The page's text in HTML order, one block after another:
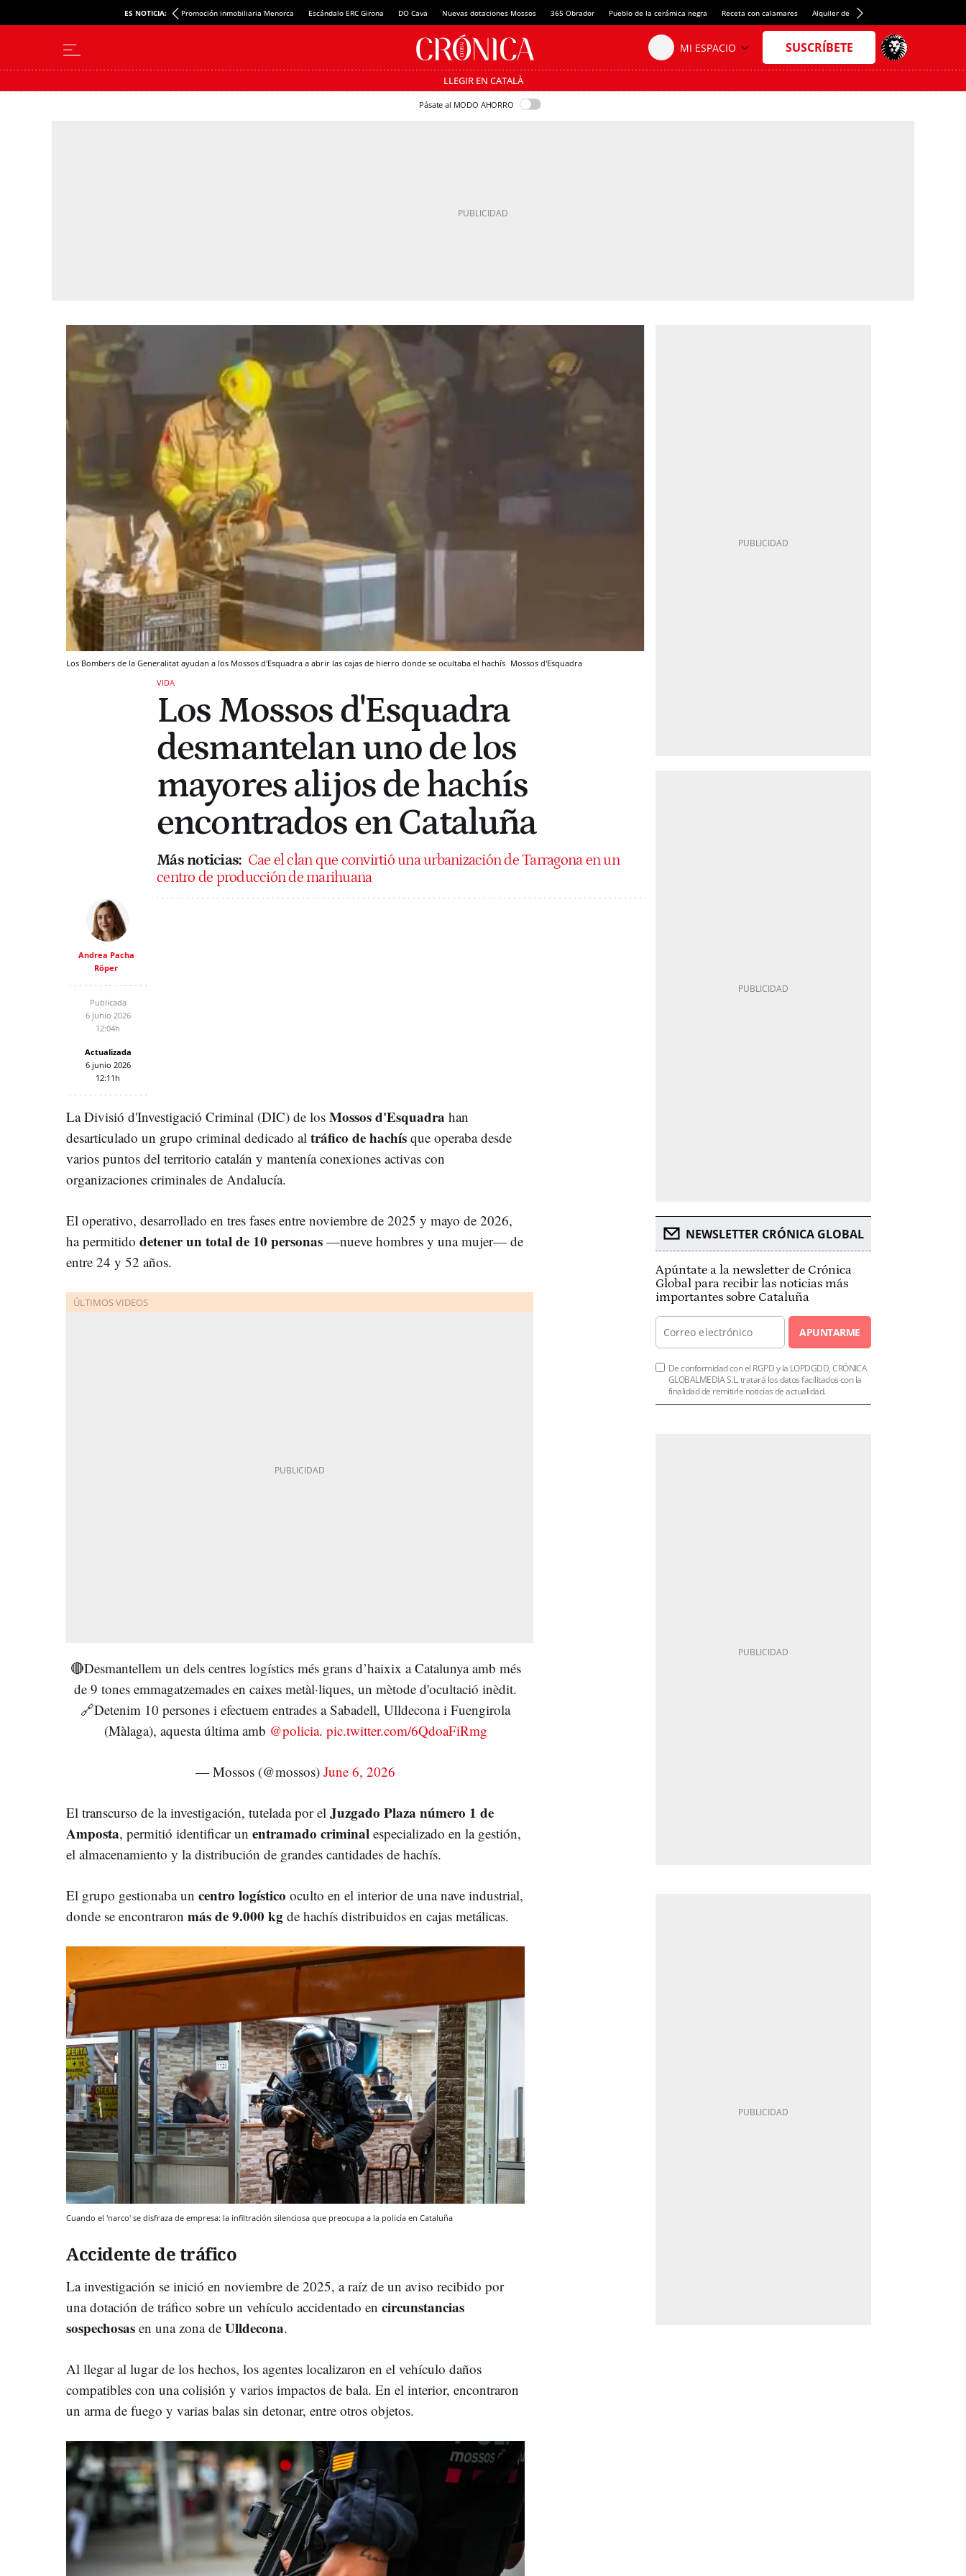
ES NOTICIA: Promoción inmobiliaria Menorca Escándalo ERC Girona DO Cava Nuevas dotaciones Mossos 365 Obrador Pueblo de la cerámica negra Receta con calamares Alquiler de habitaciones en España
LLEGIR EN CATALÀ
Pásate al MODO AHORRO
Los Bombers de la Generalitat ayudan a los Mossos d'Esquadra a abrir las cajas de hierro donde se ocultaba el hachís Mossos d'Esquadra
VIDA
Los Mossos d'Esquadra
desmantelan uno de los
mayores alijos de hachís
encontrados en Cataluña
Más noticias: Cae el clan que convirtió una urbanización de Tarragona en un
centro de producción de marihuana
Andrea Pacha
Röper
Publicada
6 junio 2026
12:04h
Actualizada
6 junio 2026
12:11h
La Divisió d'Investigació Criminal (DIC) de los Mossos d'Esquadra han
desarticulado un grupo criminal dedicado al tráfico de hachís que operaba desde
varios puntos del territorio catalán y mantenía conexiones activas con
organizaciones criminales de Andalucía.
El operativo, desarrollado en tres fases entre noviembre de 2025 y mayo de 2026,
ha permitido detener un total de 10 personas —nueve hombres y una mujer— de
entre 24 y 52 años.
🔴Desmantellem un dels centres logístics més grans d’haixix a Catalunya amb més
de 9 tones emmagatzemades en caixes metàl·liques, un mètode d'ocultació inèdit.
🔗Detenim 10 persones i efectuem entrades a Sabadell, Ulldecona i Fuengirola
(Màlaga), aquesta última amb @policia. pic.twitter.com/6QdoaFiRmg
— Mossos (@mossos)June 6, 2026
El transcurso de la investigación, tutelada por el Juzgado Plaza número 1 de
Amposta, permitió identificar un entramado criminal especializado en la gestión,
el almacenamiento y la distribución de grandes cantidades de hachís.
El grupo gestionaba un centro logístico oculto en el interior de una nave industrial,
donde se encontraron más de 9.000 kg de hachís distribuidos en cajas metálicas.
Cuando el 'narco' se disfraza de empresa: la infiltración silenciosa que preocupa a la policía en Cataluña
Accidente de tráfico
La investigación se inició en noviembre de 2025, a raíz de un aviso recibido por
una dotación de tráfico sobre un vehículo accidentado en circunstancias
sospechosas en una zona de Ulldecona.
Al llegar al lugar de los hechos, los agentes localizaron en el vehículo daños
compatibles con una colisión y varios impactos de bala. En el interior, encontraron
un arma de fuego y varias balas sin detonar, entre otros objetos.
NEWSLETTER CRÓNICA GLOBAL
Apúntate a la newsletter de Crónica
Global para recibir las noticias más
importantes sobre Cataluña
APUNTARME
De conformidad con el RGPD y la LOPDGDD, CRÓNICA
GLOBALMEDIA S.L. tratará los datos facilitados con la
finalidad de remitirle noticias de actualidad.